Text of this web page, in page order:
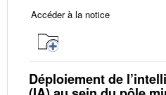
Accéder à la notice
Déploiement de